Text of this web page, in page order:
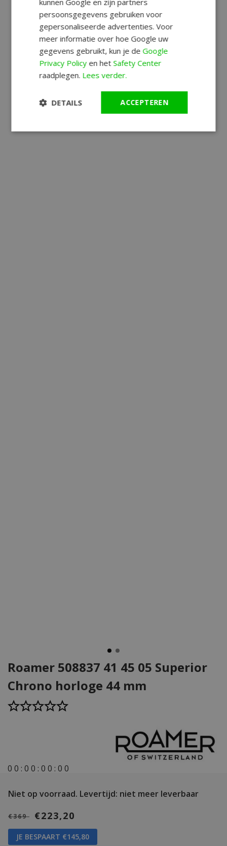
Roamer 508837 41 45 05 Superior
Chrono horloge 44 mm
0 0 : 0 0 : 0 0 : 0 0
Niet op voorraad. Levertijd: niet meer leverbaar
€369 €223,20
JE BESPAART €145,80
kunnen Google en zijn partners
persoonsgegevens gebruiken voor
gepersonaliseerde advertenties. Voor
meer informatie over hoe Google uw
gegevens gebruikt, kun je deGoogle
Privacy Policyen hetSafety Center
raadplegen. Lees verder.
ACCEPTEREN
DETAILS